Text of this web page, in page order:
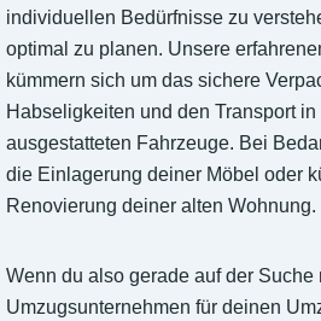
individuellen Bedürfnisse zu
optimal zu planen. Unsere
kümmern sich um das sichere
Habseligkeiten und den Transport
ausgestatteten Fahrzeuge. Bei
die Einlagerung deiner Möbel oder
Renovierung deiner alten Wohnung.
Wenn du also gerade auf der Suche
Umzugsunternehmen für deinen